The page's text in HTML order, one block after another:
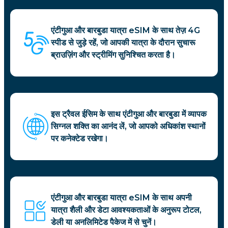
एंटीगुआ और बारबुडा यात्रा eSIM के साथ तेज़ 4G
स्पीड से जुड़े रहें, जो आपकी यात्रा के दौरान सुचारू
ब्राउज़िंग और स्ट्रीमिंग सुनिश्चित करता है।
इस ट्रैवल ईसिम के साथ एंटीगुआ और बारबुडा में व्यापक
सिग्नल शक्ति का आनंद लें, जो आपको अधिकांश स्थानों
पर कनेक्टेड रखेगा।
एंटीगुआ और बारबुडा यात्रा eSIM के साथ अपनी
यात्रा शैली और डेटा आवश्यकताओं के अनुरूप टोटल,
डेली या अनलिमिटेड पैकेज में से चुनें।